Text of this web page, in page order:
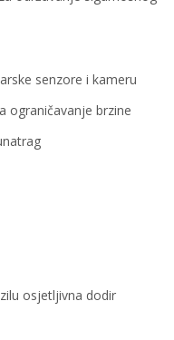
senzore i kameru
ograničavanje brzine
osjetljivna dodir